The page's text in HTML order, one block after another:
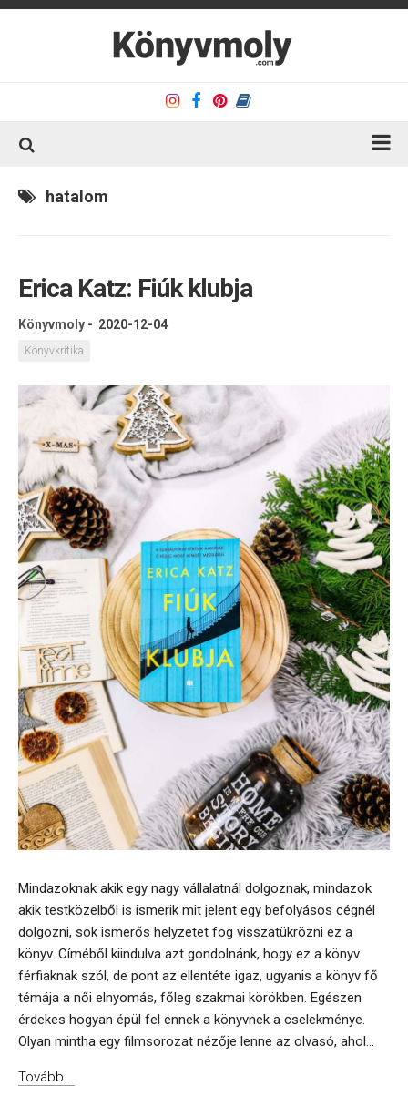
Kapcsolat
Olvasó sarok
Könyveim
Rólam
hatalom
Erica Katz: Fiúk klubja
Könyvmoly - 2020-12-04
Könyvkritika
Mindazoknak akik egy nagy vállalatnál dolgoznak, mindazok
akik testközelből is ismerik mit jelent egy befolyásos cégnél
dolgozni, sok ismerős helyzetet fog visszatükrözni ez a
könyv. Címéből kiindulva azt gondolnánk, hogy ez a könyv
férfiaknak szól, de pont az ellentéte igaz, ugyanis a könyv fő
témája a női elnyomás, főleg szakmai körökben. Egészen
érdekes hogyan épül fel ennek a könyvnek a cselekménye.
Olyan mintha egy filmsorozat nézője lenne az olvasó, ahol...
Tovább...